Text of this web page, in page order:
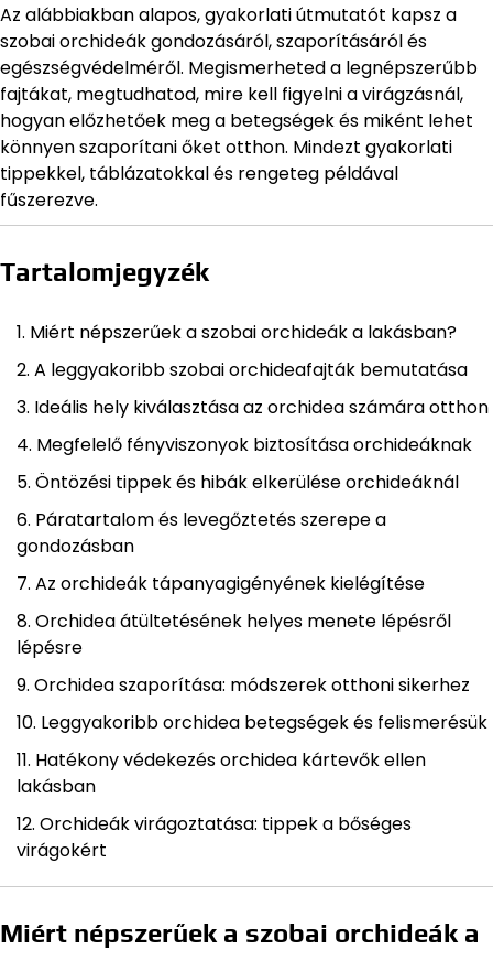
Az alábbiakban alapos, gyakorlati útmutatót kapsz a
szobai orchideák gondozásáról, szaporításáról és
egészségvédelméről. Megismerheted a legnépszerűbb
fajtákat, megtudhatod, mire kell figyelni a virágzásnál,
hogyan előzhetőek meg a betegségek és miként lehet
könnyen szaporítani őket otthon. Mindezt gyakorlati
tippekkel, táblázatokkal és rengeteg példával
fűszerezve.
Tartalomjegyzék
Miért népszerűek a szobai orchideák a lakásban?
A leggyakoribb szobai orchideafajták bemutatása
Ideális hely kiválasztása az orchidea számára otthon
Megfelelő fényviszonyok biztosítása orchideáknak
Öntözési tippek és hibák elkerülése orchideáknál
Páratartalom és levegőztetés szerepe a
gondozásban
Az orchideák tápanyagigényének kielégítése
Orchidea átültetésének helyes menete lépésről
lépésre
Orchidea szaporítása: módszerek otthoni sikerhez
Leggyakoribb orchidea betegségek és felismerésük
Hatékony védekezés orchidea kártevők ellen
lakásban
Orchideák virágoztatása: tippek a bőséges
virágokért
Miért népszerűek a szobai orchideák a